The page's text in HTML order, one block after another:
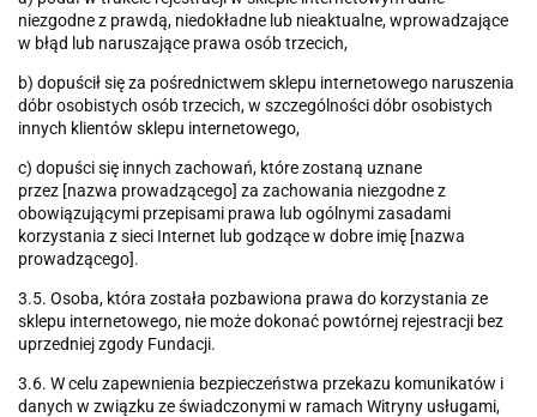
niezgodne z prawdą, niedokładne lub nieaktualne, wprowadzające
w błąd lub naruszające prawa osób trzecich,
b) dopuścił się za pośrednictwem sklepu internetowego naruszenia
dóbr osobistych osób trzecich, w szczególności dóbr osobistych
innych klientów sklepu internetowego,
c) dopuści się innych zachowań, które zostaną uznane
przez [nazwa prowadzącego] za zachowania niezgodne z
obowiązującymi przepisami prawa lub ogólnymi zasadami
korzystania z sieci Internet lub godzące w dobre imię [nazwa
prowadzącego].
3.5. Osoba, która została pozbawiona prawa do korzystania ze
sklepu internetowego, nie może dokonać powtórnej rejestracji bez
uprzedniej zgody Fundacji.
3.6. W celu zapewnienia bezpieczeństwa przekazu komunikatów i
danych w związku ze świadczonymi w ramach Witryny usługami,